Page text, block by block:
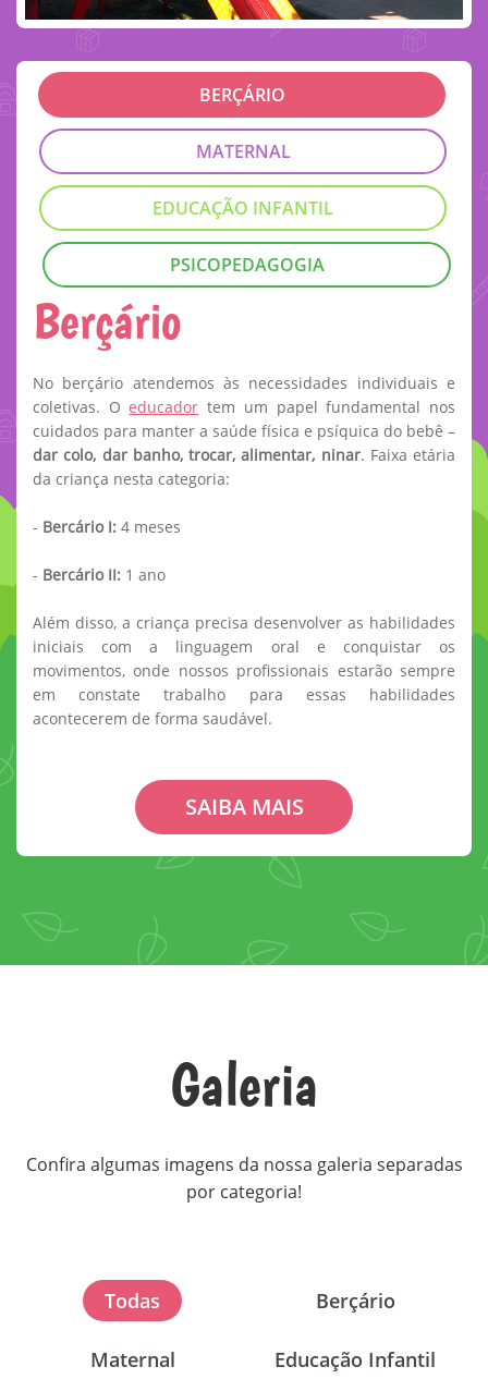
BERÇÁRIO
MATERNAL
EDUCAÇÃO INFANTIL
PSICOPEDAGOGIA
Berçário
No berçário atendemos às necessidades individuais e
coletivas. Oeducador tem um papel fundamental nos
cuidados para manter a saúde física e psíquica do bebê –
dar colo, dar banho, trocar, alimentar, ninar. Faixa etária
da criança nesta categoria:
- Bercário I: 4 meses
- Bercário II: 1 ano
Além disso, a criança precisa desenvolver as habilidades
iniciais com a linguagem oral e conquistar os
movimentos, onde nossos profissionais estarão sempre
em constate trabalho para essas habilidades
acontecerem de forma saudável.
SAIBA MAIS
Galeria
Confira algumas imagens da nossa galeria separadas
por categoria!
Todas Berçário
Maternal Educação Infantil